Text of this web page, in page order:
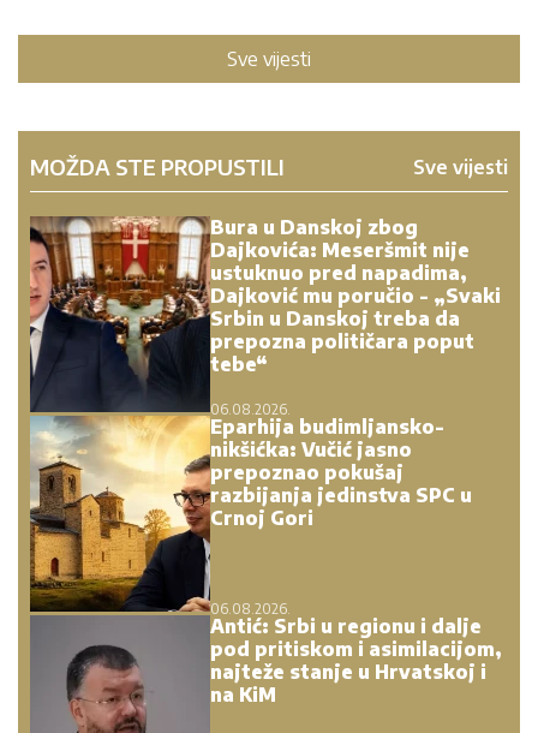
Sve vijesti
MOŽDA STE PROPUSTILI Sve vijesti
Bura u Danskoj zbog
Dajkovića: Meseršmit nije
ustuknuo pred napadima,
Dajković mu poručio - „Svaki
Srbin u Danskoj treba da
prepozna političara poput
tebe“
06.08.2026.
Eparhija budimljansko-
nikšićka: Vučić jasno
prepoznao pokušaj
razbijanja jedinstva SPC u
Crnoj Gori
06.08.2026.
Antić: Srbi u regionu i dalje
pod pritiskom i asimilacijom,
najteže stanje u Hrvatskoj i
na KiM